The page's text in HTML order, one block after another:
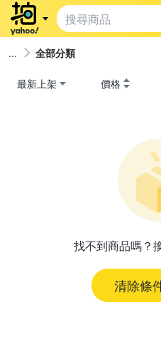
全部分類
最新上架 價格
找不到商品嗎？
清除條